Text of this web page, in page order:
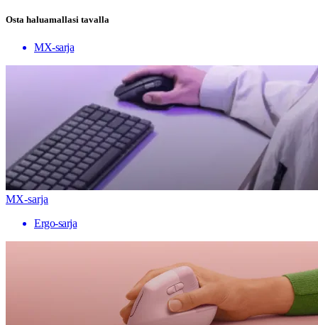
Osta haluamallasi tavalla
MX-sarja
MX-sarja
Ergo-sarja